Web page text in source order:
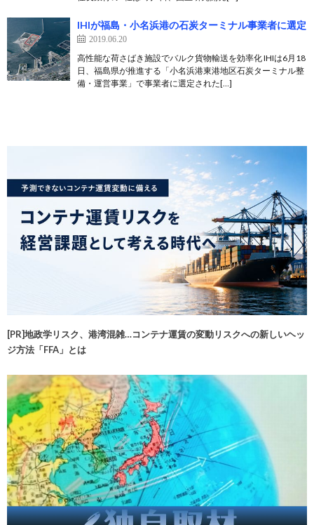
IHIが福島・小名浜港の石炭ターミナル事業者に選定
2019.06.20
高性能な荷さばき施設でバルク貨物輸送を効率化 IHIは6月18
日、福島県が推進する「小名浜港東港地区石炭ターミナル整
備・運営事業」で事業者に選定された[…]
[PR]地政学リスク、港湾混雑…コンテナ運賃の変動リスクへの新しいヘッ
ジ方法「FFA」とは